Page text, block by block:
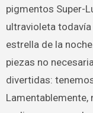
pigmentos Super-
ultravioleta
estrella de la
piezas no
divertidas:
Lamentablemente,